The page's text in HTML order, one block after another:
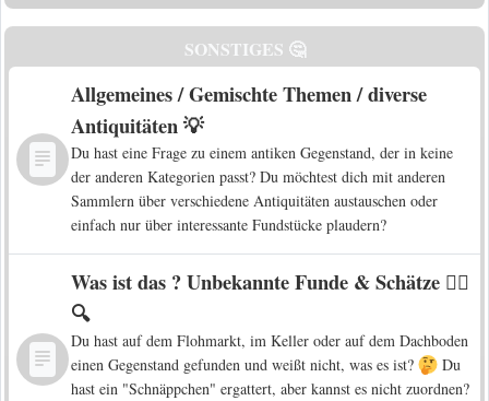
SONSTIGES 🤔
Allgemeines / Gemischte Themen / diverse
Antiquitäten 💡
Du hast eine Frage zu einem antiken Gegenstand, der in keine
der anderen Kategorien passt? Du möchtest dich mit anderen
Sammlern über verschiedene Antiquitäten austauschen oder
einfach nur über interessante Fundstücke plaudern?
Was ist das ? Unbekannte Funde & Schätze 🕵️‍♀️
🔍
Du hast auf dem Flohmarkt, im Keller oder auf dem Dachboden
einen Gegenstand gefunden und weißt nicht, was es ist?
Du
hast ein "Schnäppchen" ergattert, aber kannst es nicht zuordnen?